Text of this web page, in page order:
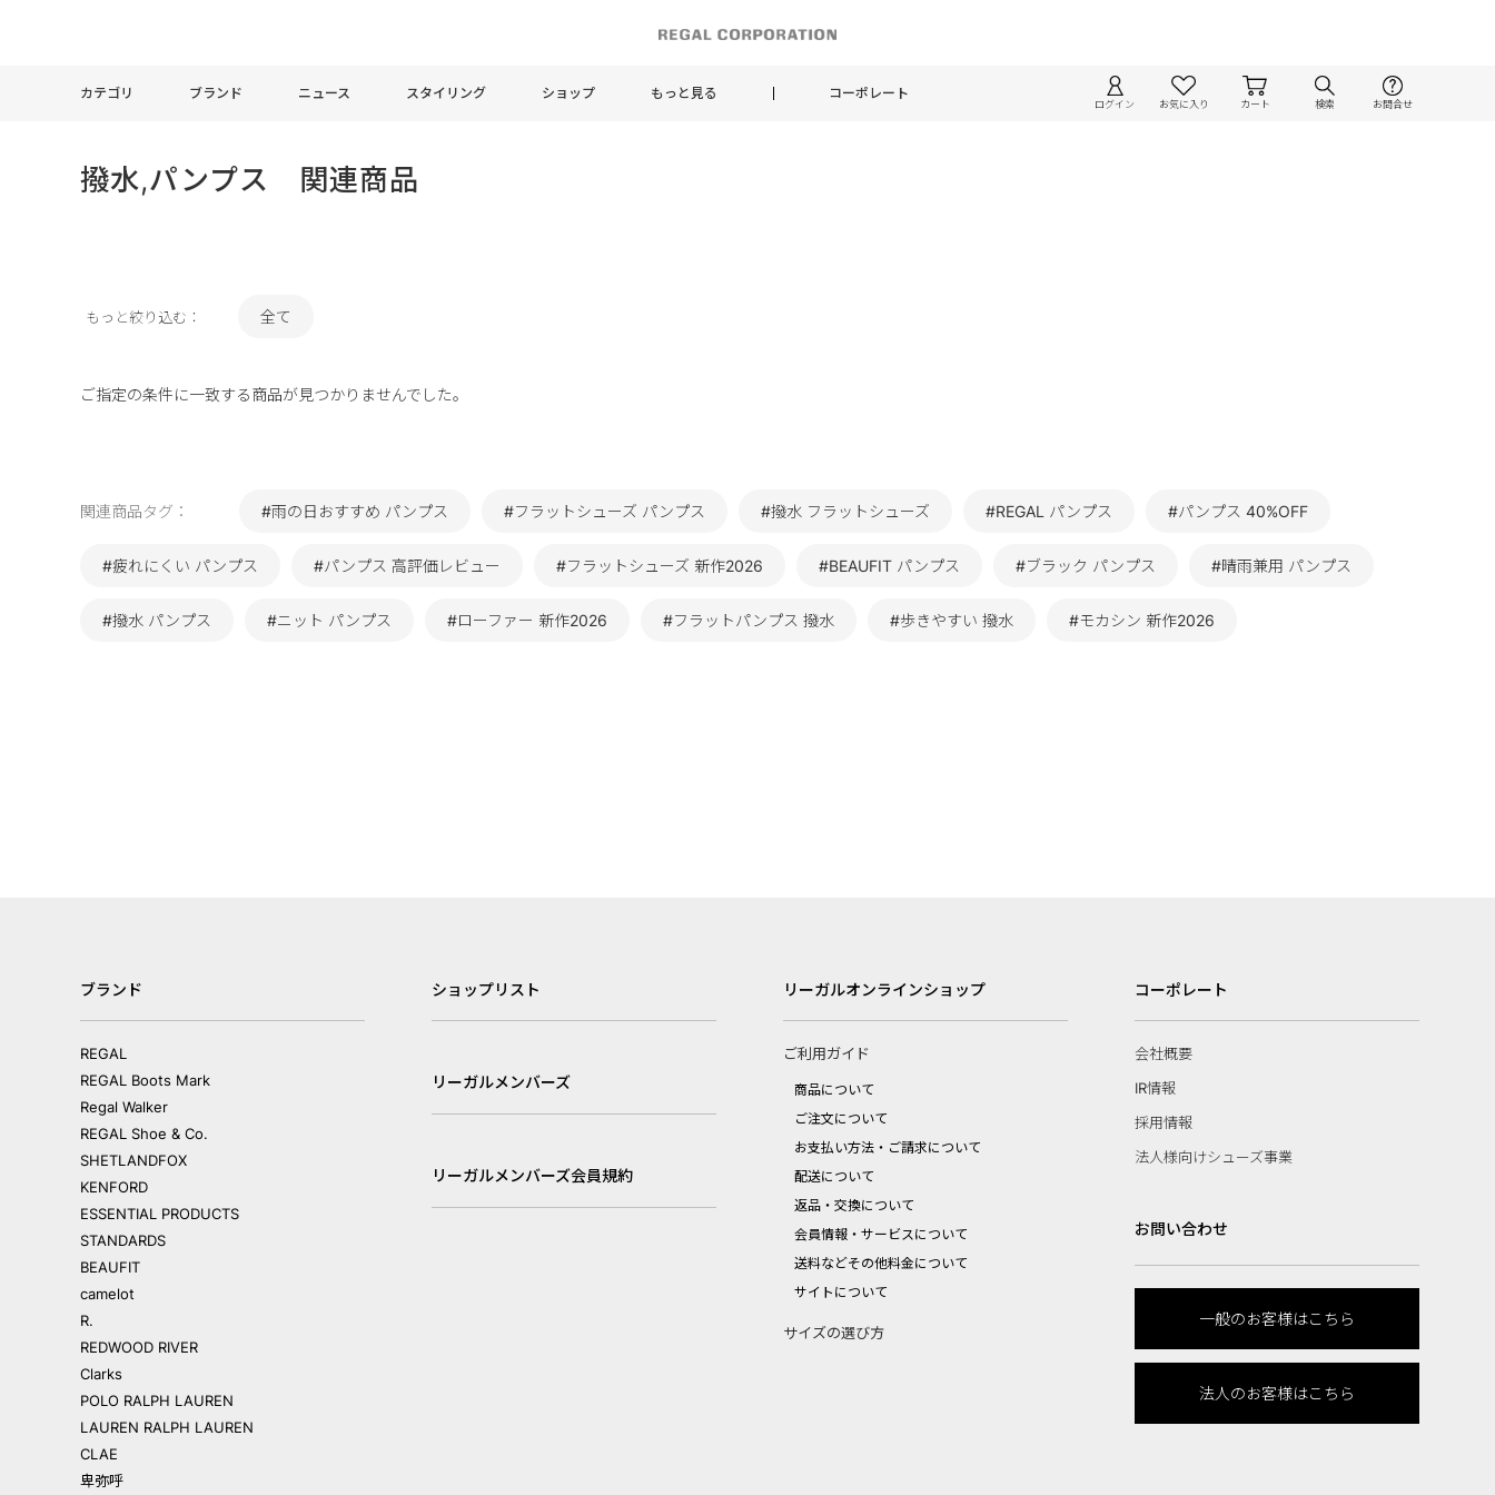
カテゴリ ブランド ニュース スタイリング ショップ もっと見る コーポレート
ログイン お気に入り カート 検索 お問合せ
撥水,パンプス 関連商品
もっと絞り込む： 全て
ご指定の条件に一致する商品が見つかりませんでした。
関連商品タグ： #雨の日おすすめ パンプス #フラットシューズ パンプス #撥水 フラットシューズ #REGAL パンプス #パンプス 40%OFF
#疲れにくい パンプス #パンプス 高評価レビュー #フラットシューズ 新作2026 #BEAUFIT パンプス #ブラック パンプス #晴雨兼用 パンプス
#撥水 パンプス #ニット パンプス #ローファー 新作2026 #フラットパンプス 撥水 #歩きやすい 撥水 #モカシン 新作2026
ブランド
REGAL
REGAL Boots Mark
Regal Walker
REGAL Shoe & Co.
SHETLANDFOX
KENFORD
ESSENTIAL PRODUCTS
STANDARDS
BEAUFIT
camelot
R.
REDWOOD RIVER
Clarks
POLO RALPH LAUREN
LAUREN RALPH LAUREN
CLAE
卑弥呼
ショップリスト
リーガルメンバーズ
リーガルメンバーズ会員規約
リーガルオンラインショップ
ご利用ガイド
商品について
ご注文について
お支払い方法・ご請求について
配送について
返品・交換について
会員情報・サービスについて
送料などその他料金について
サイトについて
サイズの選び方
コーポレート
会社概要
IR情報
採用情報
法人様向けシューズ事業
お問い合わせ
一般のお客様はこちら
法人のお客様はこちら